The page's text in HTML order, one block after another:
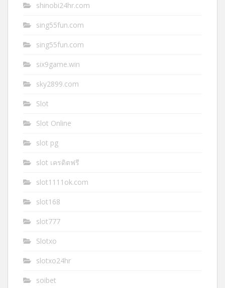
shinobi24hr.com
sing55fun.com
sing55fun.com
six9game.win
sky2899.com
Slot
Slot Online
slot pg
slot เครดิตฟรี
slot1111ok.com
slot168
slot777
Slotxo
slotxo24hr
soibet